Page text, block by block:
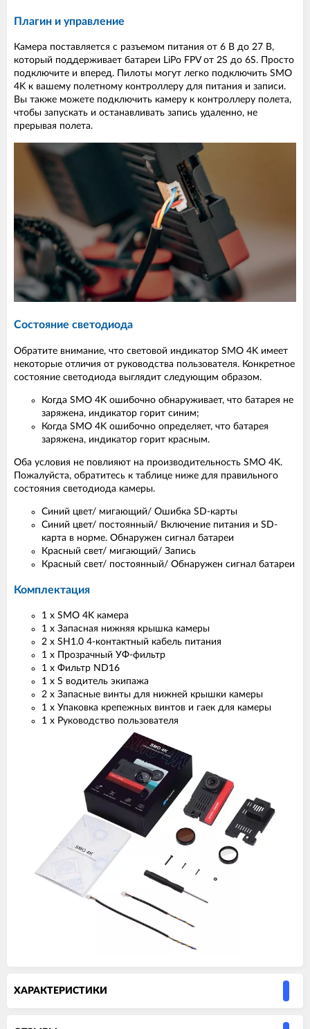
Плагин и управление
Камера поставляется с разъемом питания от 6 В до 27 В,
который поддерживает батареи LiPo FPV от 2S до 6S. Просто
подключите и вперед. Пилоты могут легко подключить SMO
4K к вашему полетному контроллеру для питания и записи.
Вы также можете подключить камеру к контроллеру полета,
чтобы запускать и останавливать запись удаленно, не
прерывая полета.
Состояние светодиода
Обратите внимание, что световой индикатор SMO 4K имеет
некоторые отличия от руководства пользователя. Конкретное
состояние светодиода выглядит следующим образом.
Когда SMO 4K ошибочно обнаруживает, что батарея не
заряжена, индикатор горит синим;
Когда SMO 4K ошибочно определяет, что батарея
заряжена, индикатор горит красным.
Оба условия не повлияют на производительность SMO 4K.
Пожалуйста, обратитесь к таблице ниже для правильного
состояния светодиода камеры.
Синий цвет/ мигающий/ Ошибка SD-карты
Синий цвет/ постоянный/ Включение питания и SD-
карта в норме. Обнаружен сигнал батареи
Красный свет/ мигающий/ Запись
Красный свет/ постоянный/ Обнаружен сигнал батареи
Комплектация
1 х SМО 4K камера
1 х Запасная нижняя крышка камеры
2 х SH1.0 4-контактный кабель питания
1 х Прозрачный УФ-фильтр
1 х Фильтр ND16
1 х S водитель экипажа
2 х Запасные винты для нижней крышки камеры
1 х Упаковка крепежных винтов и гаек для камеры
1 х Руководство пользователя
ХАРАКТЕРИСТИКИ